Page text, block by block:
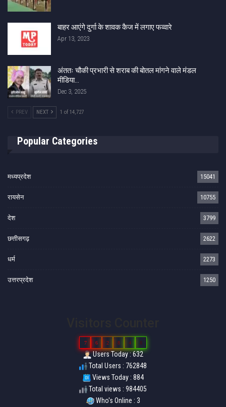
बाहर आएंगे दुर्गा के शावक कैज में लगाए फव्वारे
Apr 13, 2023
अंततः चौकी प्रभारी से शराब की बोतल मांगने वाले मंडल
मीडिया…
Dec 3, 2025
PREV NEXT 1 of 14,727
Popular Categories
मध्यप्रदेश 15041
रायसेन 10755
देश 3799
छत्तीसगढ़ 2622
धर्म 2273
उत्तरप्रदेश 1250
7 6 2 8 4 8
Users Today : 632
Total Users : 762848
Views Today : 884
Total views : 984405
Who's Online : 3